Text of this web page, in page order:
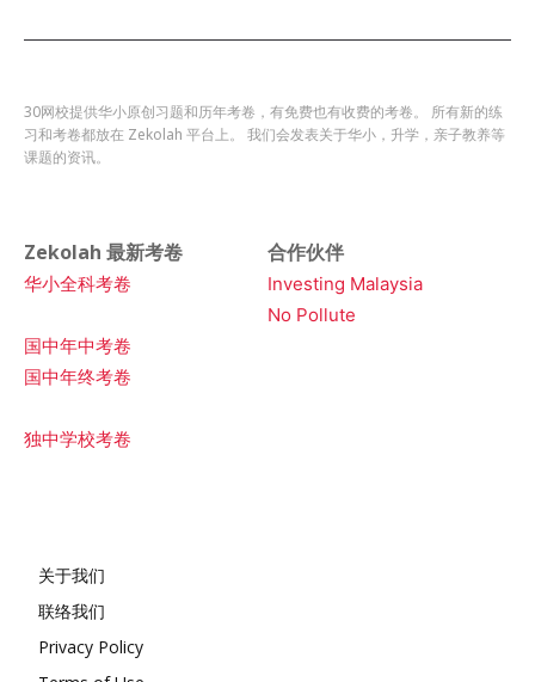
30网校提供华小原创习题和历年考卷，有免费也有收费的考卷。 所有新的练
习和考卷都放在 Zekolah 平台上。 我们会发表关于华小，升学，亲子教养等
课题的资讯。
Zekolah 最新考卷
华小全科考卷
国中年中考卷
国中年终考卷
独中学校考卷
合作伙伴
Investing Malaysia
No Pollute
关于我们
联络我们
Privacy Policy